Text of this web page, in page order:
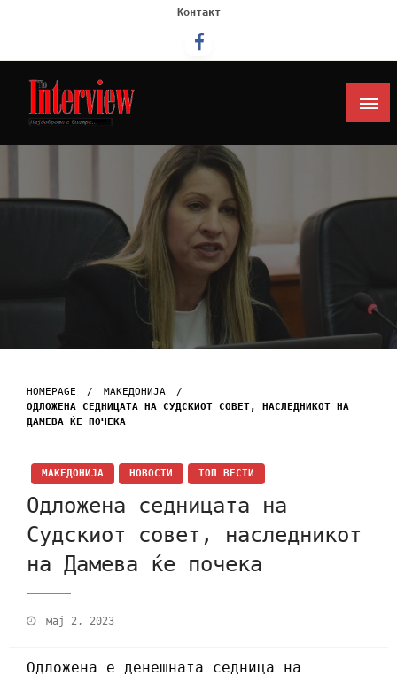
Контакт
Интервју
HOMEPAGE
МАКЕДОНИЈА
ОДЛОЖЕНА СЕДНИЦАТА НА СУДСКИОТ СОВЕТ, НАСЛЕДНИКОТ НА
ДАМЕВА ЌЕ ПОЧЕКА
МАКЕДОНИЈА НОВОСТИ ТОП ВЕСТИ
Одложена седницата на
Судскиот совет, наследникот
на Дамева ќе почека
мај 2, 2023
Одложена е денешната седница на